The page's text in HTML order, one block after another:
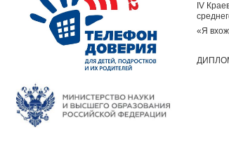
IV
«Я